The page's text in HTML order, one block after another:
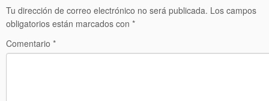
Tu dirección de correo electrónico no será publicada. Los campos
obligatorios están marcados con *
Comentario *